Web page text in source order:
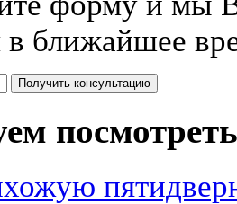
в ближайшее
Получить консультацию
посмотреть